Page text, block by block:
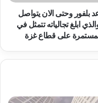
106عاما منذ وعد بلفور وحتى الان يتواصل
ابلغ تجالياته تتمثل في
المستمرة على قطاع غزة